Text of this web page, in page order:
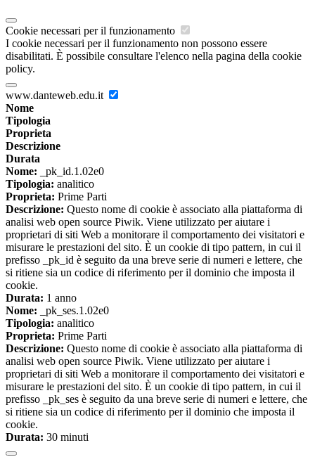
Cookie necessari per il funzionamento
I cookie necessari per il funzionamento non possono essere
disabilitati. È possibile consultare l'elenco nella pagina della cookie
policy.
www.danteweb.edu.it
Nome
Tipologia
Proprieta
Descrizione
Durata
Nome: _pk_id.1.02e0
Tipologia: analitico
Proprieta: Prime Parti
Descrizione: Questo nome di cookie è associato alla piattaforma di
analisi web open source Piwik. Viene utilizzato per aiutare i
proprietari di siti Web a monitorare il comportamento dei visitatori e
misurare le prestazioni del sito. È un cookie di tipo pattern, in cui il
prefisso _pk_id è seguito da una breve serie di numeri e lettere, che
si ritiene sia un codice di riferimento per il dominio che imposta il
cookie.
Durata: 1 anno
Nome: _pk_ses.1.02e0
Tipologia: analitico
Proprieta: Prime Parti
Descrizione: Questo nome di cookie è associato alla piattaforma di
analisi web open source Piwik. Viene utilizzato per aiutare i
proprietari di siti Web a monitorare il comportamento dei visitatori e
misurare le prestazioni del sito. È un cookie di tipo pattern, in cui il
prefisso _pk_ses è seguito da una breve serie di numeri e lettere, che
si ritiene sia un codice di riferimento per il dominio che imposta il
cookie.
Durata: 30 minuti